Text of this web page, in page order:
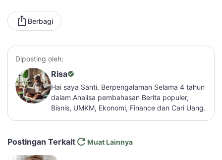
Berbagi
Diposting oleh:
Risa
Hai saya Santi, Berpengalaman Selama 4 tahun
dalam Analisa pembahasan Berita populer,
Bisnis, UMKM, Ekonomi, Finance dan Cari Uang.
Postingan Terkait Muat Lainnya